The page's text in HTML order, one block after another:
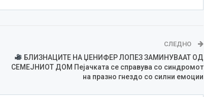
СЛЕДНО
БЛИЗНАЦИТЕ НА ЏЕНИФЕР ЛОПЕЗ ЗАМИНУВААТ ОД
СЕМЕЈНИОТ ДОМ Пејачката се справува со синдромот
на празно гнездо со силни емоции